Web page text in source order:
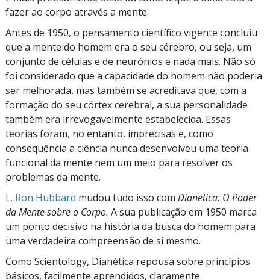
fazer ao corpo através a mente.
Antes de 1950, o pensamento científico vigente concluiu
que a mente do homem era o seu cérebro, ou seja, um
conjunto de células e de neurónios e nada mais. Não só
foi considerado que a capacidade do homem não poderia
ser melhorada, mas também se acreditava que, com a
formação do seu córtex cerebral, a sua personalidade
também era irrevogavelmente estabelecida. Essas
teorias foram, no entanto, imprecisas e, como
consequência a ciência nunca desenvolveu uma teoria
funcional da mente nem um meio para resolver os
problemas da mente.
L. Ron Hubbard mudou tudo isso com Dianética: O Poder
da Mente sobre o Corpo. A sua publicação em 1950 marca
um ponto decisivo na história da busca do homem para
uma verdadeira compreensão de si mesmo.
Como Scientology, Dianética repousa sobre princípios
básicos, facilmente aprendidos, claramente